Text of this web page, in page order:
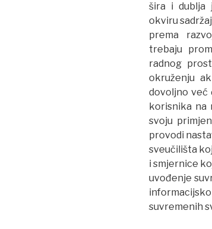
šira i dublja
okviru
prema
trebaju
radnog
okruženju
dovoljno
korisnika na
svoju
provodi
sveučilišta
i smjernice
uvođenje
suvremenih